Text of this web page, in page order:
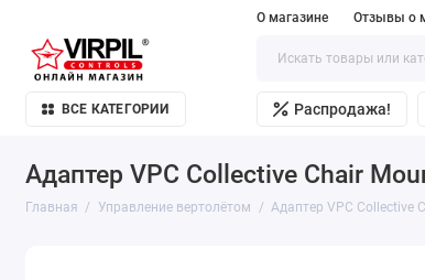
О магазине Отзывы о
ВСЕ КАТЕГОРИИ Распродажа!
Адаптер VPC Collective Chair
Главная Управление вертолётом Адаптер VPC Collective